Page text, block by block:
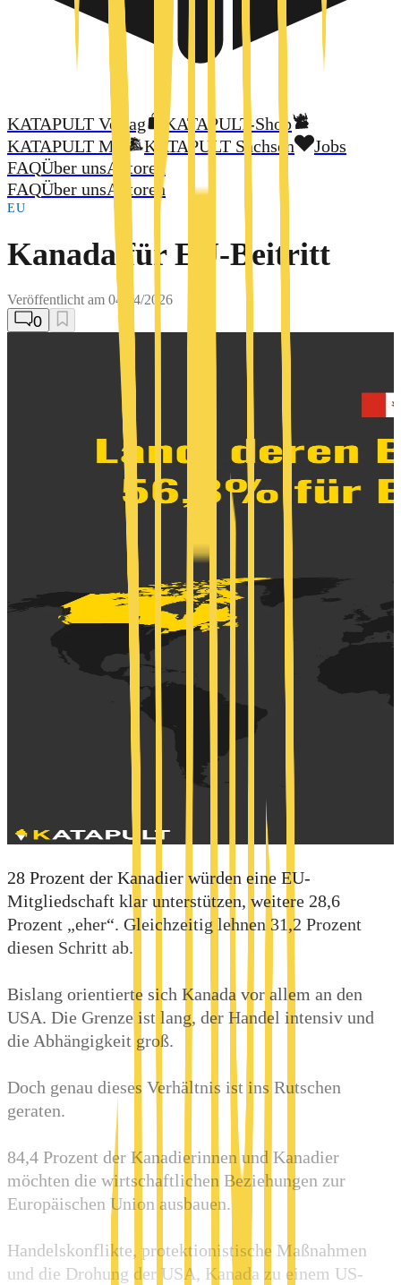
KATAPULT Verlag
KATAPULT-Shop
KATAPULT MV
KATAPULT Sachsen
Jobs
FAQÜber unsAutoren
FAQÜber unsAutoren
EU
Kanada für EU-Beitritt
Veröffentlicht am 04/14/2026
0
28 Prozent der Kanadier würden eine EU-
Mitgliedschaft klar unterstützen, weitere 28,6
Prozent „eher“. Gleichzeitig lehnen 31,2 Prozent
diesen Schritt ab.
Bislang orientierte sich Kanada vor allem an den
USA. Die Grenze ist lang, der Handel intensiv und
die Abhängigkeit groß.
Doch genau dieses Verhältnis ist ins Rutschen
geraten.
84,4 Prozent der Kanadierinnen und Kanadier
möchten die wirtschaftlichen Beziehungen zur
Europäischen Union ausbauen.
Handelskonflikte, protektionistische Maßnahmen
und die Drohung der USA, Kanada zu einem US-